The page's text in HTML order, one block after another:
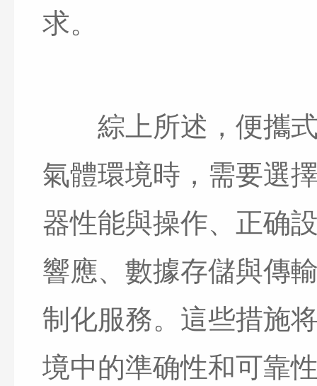
求。
綜上所述，便攜式
氣體環境時，需要選
器性能與操作、正确
響應、數據存儲與傳
制化服務。這些措施
境中的準确性和可靠